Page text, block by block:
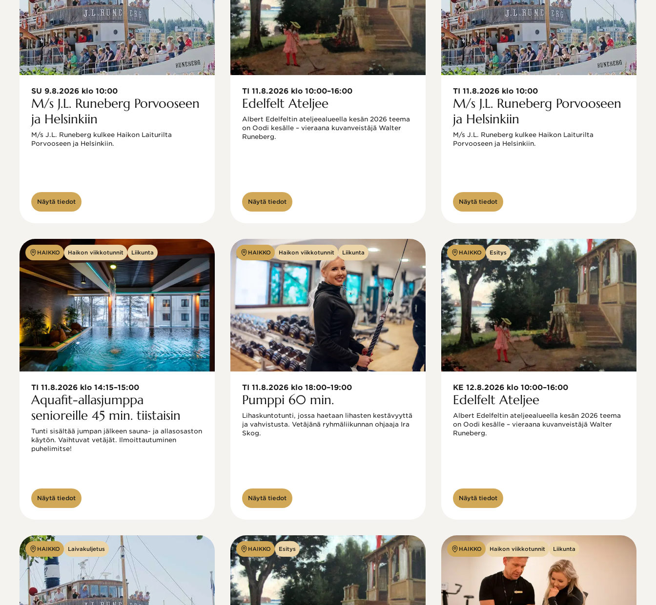
SU 9.8.2026 klo 10:00
M/s J.L. Runeberg Porvooseen
ja Helsinkiin
M/s J.L. Runeberg kulkee Haikon Laiturilta
Porvooseen ja Helsinkiin.
Näytä tiedot
TI 11.8.2026 klo 10:00–16:00
Edelfelt Ateljee
Albert Edelfeltin ateljeealueella kesän 2026 teema
on Oodi kesälle – vieraana kuvanveistäjä Walter
Näytä tiedot
TI 11.8.2026 klo 10:00
M/s J.L. Runeberg Porvooseen
ja Helsinkiin
M/s J.L. Runeberg kulkee Haikon Laiturilta
Porvooseen ja Helsinkiin.
Näytä tiedot
HAIKKO Haikon viikkotunnit Liikunta
TI 11.8.2026 klo 14:15–15:00
Aquafit-allasjumppa
senioreille 45 min. tiistaisin
Tunti sisältää jumpan jälkeen sauna- ja allasosaston
käytön. Vaihtuvat vetäjät. Ilmoittautuminen
puhelimitse!
Näytä tiedot
HAIKKO Haikon viikkotunnit Liikunta
TI 11.8.2026 klo 18:00–19:00
Pumppi 60 min.
Lihaskuntotunti, jossa haetaan lihasten kestävyyttä
ja vahvistusta. Vetäjänä ryhmäliikunnan ohjaaja Ira
Skog.
Näytä tiedot
HAIKKO Esitys
KE 12.8.2026 klo 10:00–16:00
Edelfelt Ateljee
Albert Edelfeltin ateljeealueella kesän 2026 teema
on Oodi kesälle – vieraana kuvanveistäjä Walter
Näytä tiedot
HAIKKO Laivakuljetus HAIKKO Esitys HAIKKO Haikon viikkotunnit Liikunta